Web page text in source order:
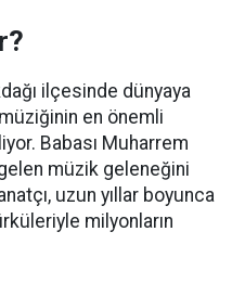
ilçesinde dünyaya
en önemli
Babası Muharrem
müzik geleneğini
uzun yıllar boyunca
milyonların